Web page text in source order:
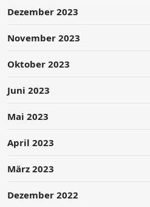
Dezember 2023
November 2023
Oktober 2023
Juni 2023
Mai 2023
April 2023
März 2023
Dezember 2022